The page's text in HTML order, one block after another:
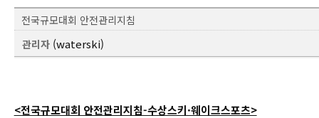
전국규모대회 안전관리지침
관리자(waterski)
<전국규모대회 안전관리지침-수상스키·웨이크스포츠>